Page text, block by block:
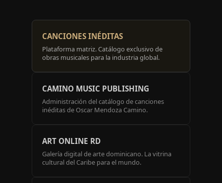
CANCIONES INÉDITAS
Plataforma matriz. Catálogo exclusivo de
obras musicales para la industria global.
CAMINO MUSIC PUBLISHING
Administración del catálogo de canciones
inéditas de Oscar Mendoza Camino.
ART ONLINE RD
Galería digital de arte dominicano. La vitrina
cultural del Caribe para el mundo.